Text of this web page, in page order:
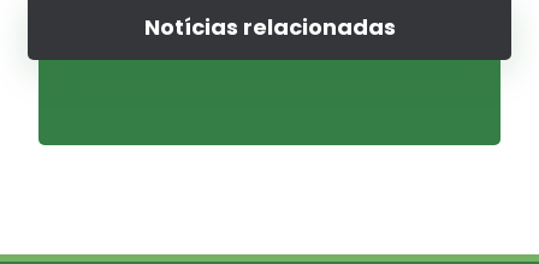
Notícias relacionadas